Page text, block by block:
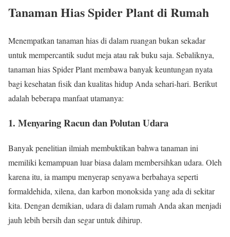
Tanaman Hias Spider Plant di Rumah
Menempatkan tanaman hias di dalam ruangan bukan sekadar
untuk mempercantik sudut meja atau rak buku saja. Sebaliknya,
tanaman hias Spider Plant membawa banyak keuntungan nyata
bagi kesehatan fisik dan kualitas hidup Anda sehari-hari. Berikut
adalah beberapa manfaat utamanya:
1. Menyaring Racun dan Polutan Udara
Banyak penelitian ilmiah membuktikan bahwa tanaman ini
memiliki kemampuan luar biasa dalam membersihkan udara. Oleh
karena itu, ia mampu menyerap senyawa berbahaya seperti
formaldehida, xilena, dan karbon monoksida yang ada di sekitar
kita. Dengan demikian, udara di dalam rumah Anda akan menjadi
jauh lebih bersih dan segar untuk dihirup.